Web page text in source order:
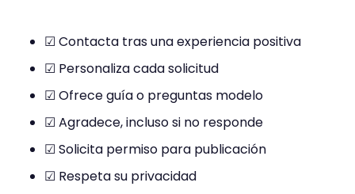
☑ Contacta tras una experiencia positiva
☑ Personaliza cada solicitud
☑ Ofrece guía o preguntas modelo
☑ Agradece, incluso si no responde
☑ Solicita permiso para publicación
☑ Respeta su privacidad